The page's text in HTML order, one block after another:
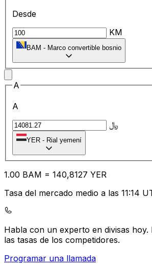
Desde
KM
BAM - Marco convertible bosnio
A
A
﷼
YER - Rial yemení
1.00 BAM = 140,8127 YER
Tasa del mercado medio a las 11:14
Habla con un experto en divisas hoy.
las tasas de los competidores.
Programar una llamada